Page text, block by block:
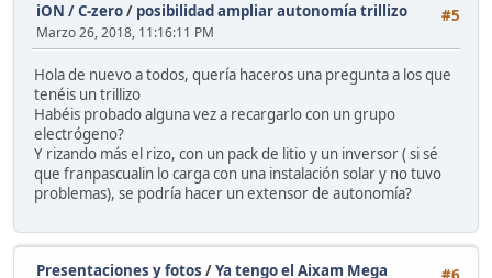
#5
iON / C-zero/ posibilidad ampliar autonomía trillizo
Marzo 26, 2018, 11:16:11 PM
Hola de nuevo a todos, quería haceros una pregunta a los que
tenéis un trillizo
Habéis probado alguna vez a recargarlo con un grupo
electrógeno?
Y rizando más el rizo, con un pack de litio y un inversor ( si sé
que franpascualin lo carga con una instalación solar y no tuvo
problemas), se podría hacer un extensor de autonomía?
Presentaciones y fotos /Ya tengo el Aixam Mega